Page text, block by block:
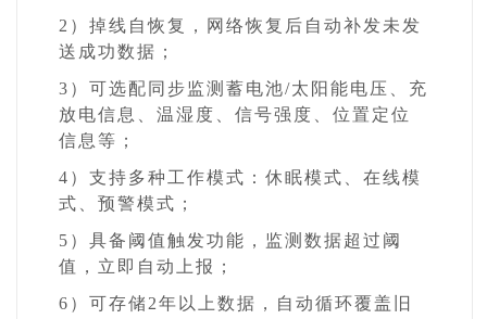
2）掉线自恢复，网络恢复后自动补发未发
送成功数据；
3）可选配同步监测蓄电池/太阳能电压、充
放电信息、温湿度、信号强度、位置定位
信息等；
4）支持多种工作模式：休眠模式、在线模
式、预警模式；
5）具备阈值触发功能，监测数据超过阈
值，立即自动上报；
6）可存储2年以上数据，自动循环覆盖旧